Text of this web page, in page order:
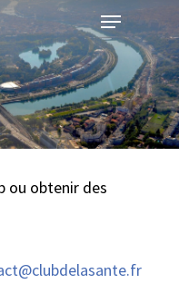
Menu
ou obtenir des
Close
Menu